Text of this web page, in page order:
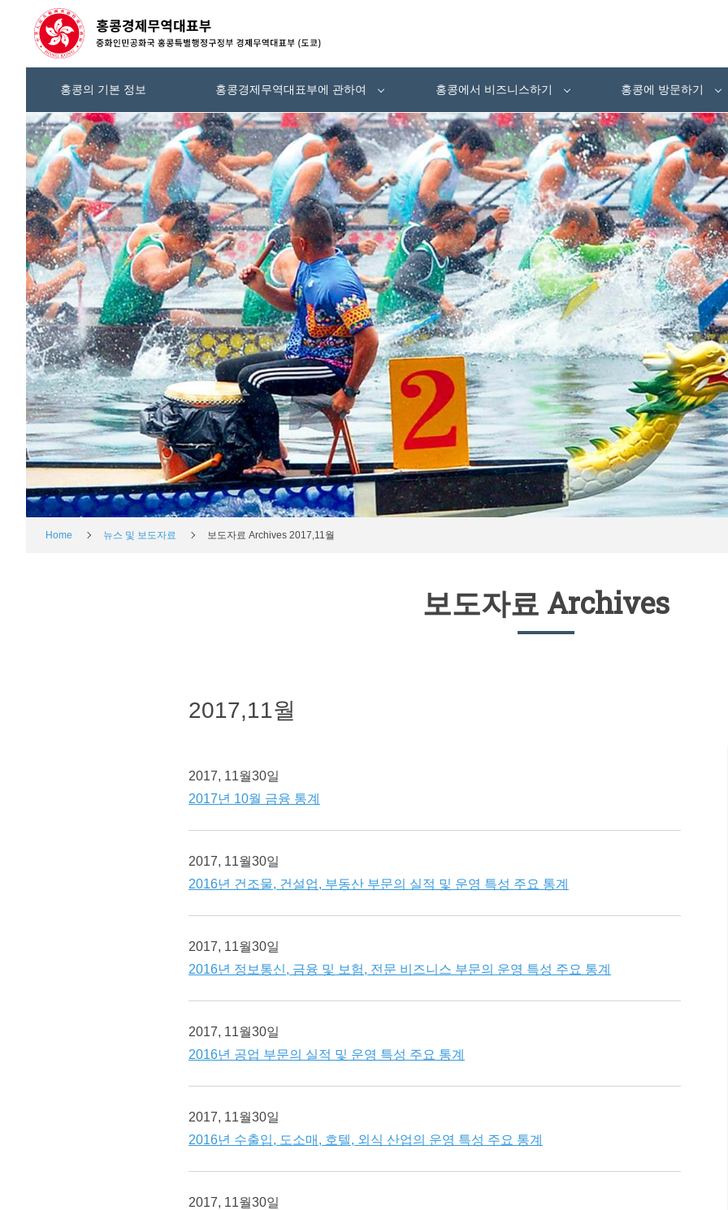
홍콩의 기본 정보 홍콩경제무역대표부에 관하여 홍콩에서 비즈니스하기 홍콩에 방문하기
Home 뉴스 및 보도자료 보도자료 Archives 2017,11월
보도자료 Archives
2017,11월
2017, 11월30일
2017년 10월 금융 통계
2017, 11월30일
2016년 건조물, 건설업, 부동산 부문의 실적 및 운영 특성 주요 통계
2017, 11월30일
2016년 정보통신, 금융 및 보험, 전문 비즈니스 부문의 운영 특성 주요 통계
2017, 11월30일
2016년 공업 부문의 실적 및 운영 특성 주요 통계
2017, 11월30일
2016년 수출입, 도소매, 호텔, 외식 산업의 운영 특성 주요 통계
2017, 11월30일